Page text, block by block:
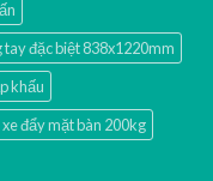
tay đặc biệt 838x1220mm
khấu
xe đẩy mặt bàn 200kg